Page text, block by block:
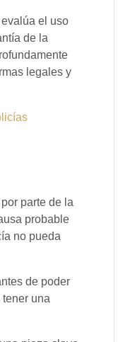
el uso
de la
legales y
parte de la
probable
no pueda
de poder
una